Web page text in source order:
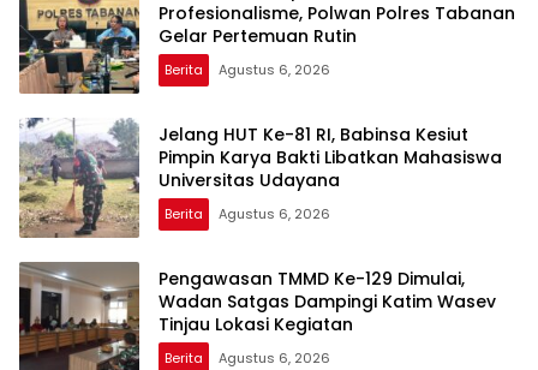
Profesionalisme, Polwan Polres Tabanan
Gelar Pertemuan Rutin
Berita Agustus 6, 2026
Jelang HUT Ke-81 RI, Babinsa Kesiut
Pimpin Karya Bakti Libatkan Mahasiswa
Universitas Udayana
Berita Agustus 6, 2026
Pengawasan TMMD Ke-129 Dimulai,
Wadan Satgas Dampingi Katim Wasev
Tinjau Lokasi Kegiatan
Berita Agustus 6, 2026